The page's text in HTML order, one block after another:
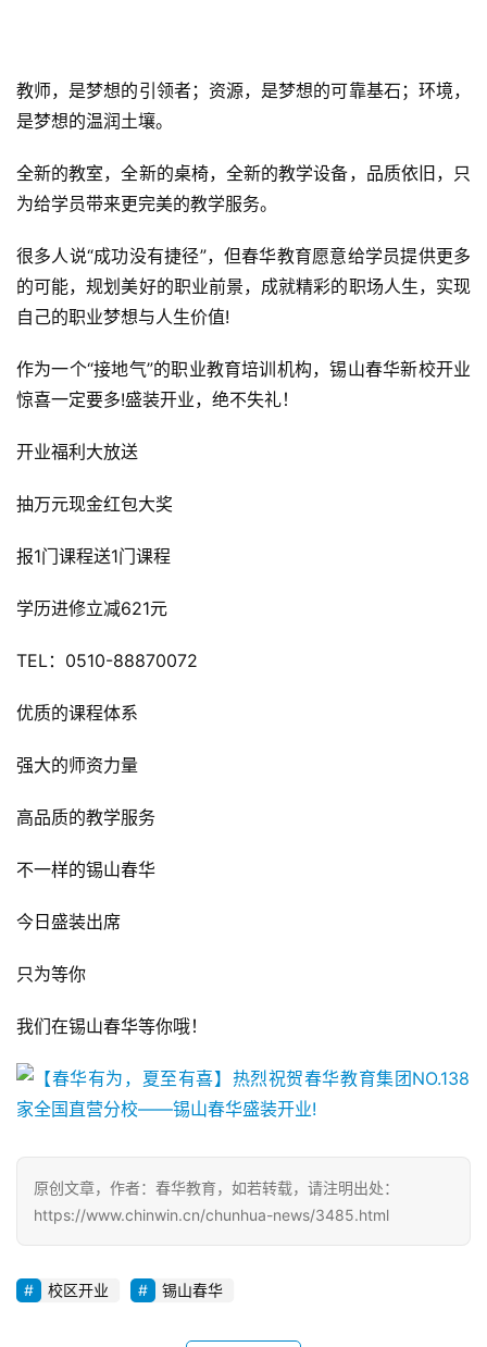
教师，是梦想的引领者；资源，是梦想的可靠基石；环境，
是梦想的温润土壤。
全新的教室，全新的桌椅，全新的教学设备，品质依旧，只
为给学员带来更完美的教学服务。
很多人说“成功没有捷径”，但春华教育愿意给学员提供更多
的可能，规划美好的职业前景，成就精彩的职场人生，实现
自己的职业梦想与人生价值!
作为一个“接地气”的职业教育培训机构，锡山春华新校开业
惊喜一定要多!盛装开业，绝不失礼！
开业福利大放送
抽万元现金红包大奖
报1门课程送1门课程
学历进修立减621元
TEL：0510-88870072
优质的课程体系
强大的师资力量
高品质的教学服务
不一样的锡山春华
今日盛装出席
只为等你
我们在锡山春华等你哦！
原创文章，作者：春华教育，如若转载，请注明出处：
https://www.chinwin.cn/chunhua-news/3485.html
校区开业 锡山春华